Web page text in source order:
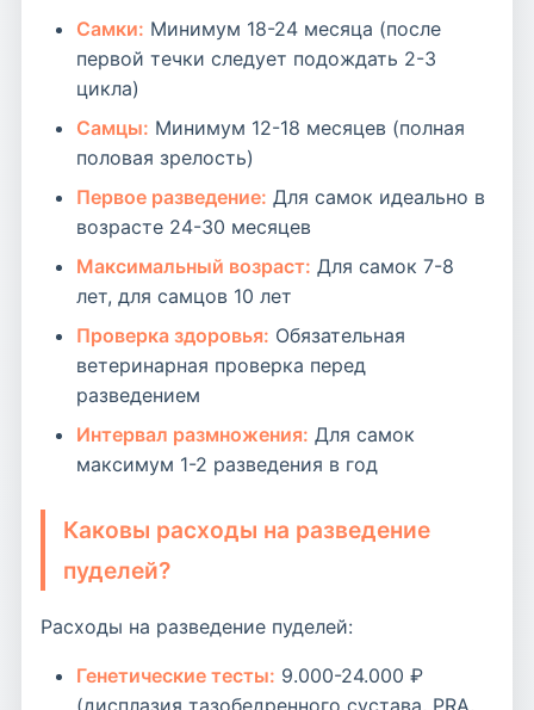
Самки: Минимум 18-24 месяца (после
первой течки следует подождать 2-3
цикла)
Самцы: Минимум 12-18 месяцев (полная
половая зрелость)
Первое разведение: Для самок идеально в
возрасте 24-30 месяцев
Максимальный возраст: Для самок 7-8
лет, для самцов 10 лет
Проверка здоровья: Обязательная
ветеринарная проверка перед
разведением
Интервал размножения: Для самок
максимум 1-2 разведения в год
Каковы расходы на разведение
пуделей?
Расходы на разведение пуделей:
Генетические тесты: 9.000-24.000 ₽
(дисплазия тазобедренного сустава, PRA,